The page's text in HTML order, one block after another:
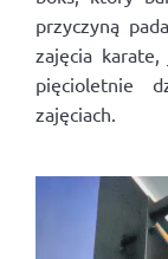
przyczyną
zajęcia
pięcioletnie
zajęciach.